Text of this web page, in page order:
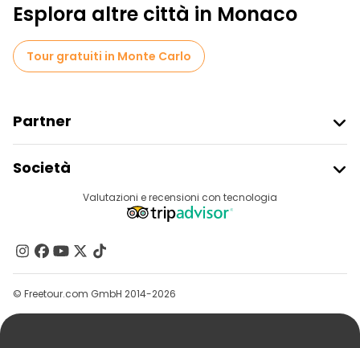
Esplora altre città in Monaco
Tour gratuiti in Monte Carlo
Partner
Accesso Del Fornitore
Programma Di Affiliazione
Società
Destinazioni
Contattaci
Gruppi
Aiuto
Valutazioni e recensioni con tecnologia
© Freetour.com GmbH 2014-2026